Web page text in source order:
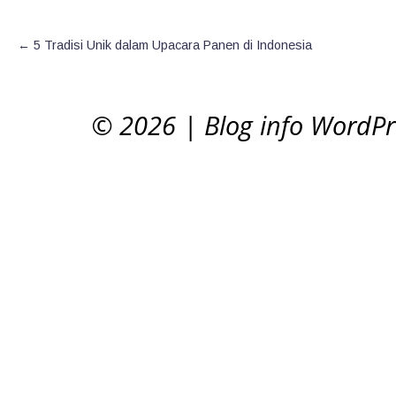
← 5 Tradisi Unik dalam Upacara Panen di Indonesia
© 2026 | Blog info